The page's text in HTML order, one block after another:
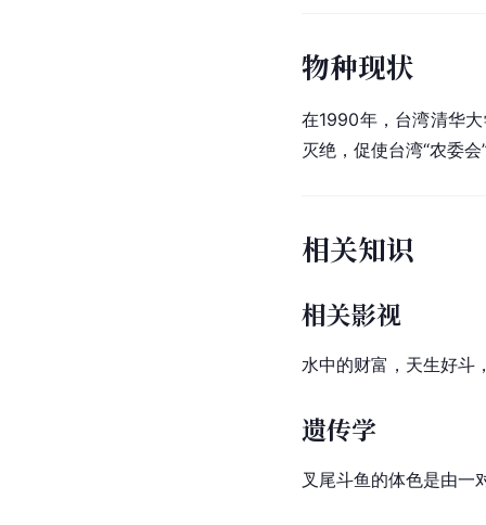
物种现状
在1990年， 台湾清华
灭绝，促使台湾“农委
相关知识
相关影视
水中的财富，天生好斗
遗传学
叉尾斗鱼的体色是由一